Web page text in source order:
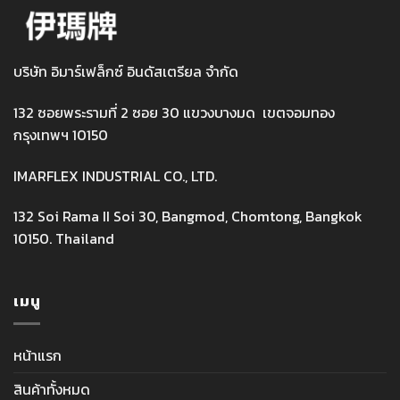
บริษัท อิมาร์เฟล็กซ์ อินดัสเตรียล จำกัด
132 ซอยพระรามที่ 2 ซอย 30 แขวงบางมด เขตจอมทอง
กรุงเทพฯ 10150
IMARFLEX INDUSTRIAL CO., LTD.
132 Soi Rama II Soi 30, Bangmod, Chomtong, Bangkok
10150. Thailand
เมนู
หน้าแรก
สินค้าทั้งหมด